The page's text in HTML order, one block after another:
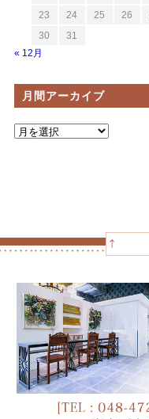
23
24 25 26
30
31
« 12月
月間アーカイブ